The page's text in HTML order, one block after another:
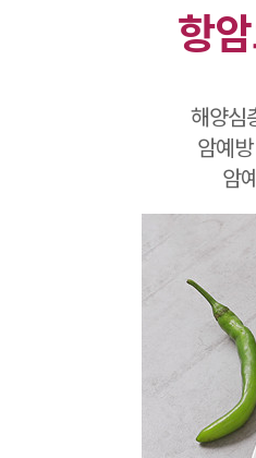
항
해양심
암예
암